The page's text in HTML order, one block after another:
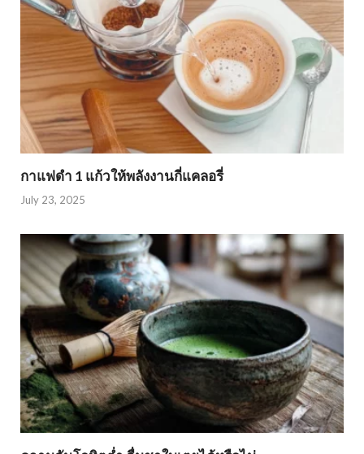
กาแฟดำ 1 แก้วให้พลังงานกี่แคลอรี่
July 23, 2025